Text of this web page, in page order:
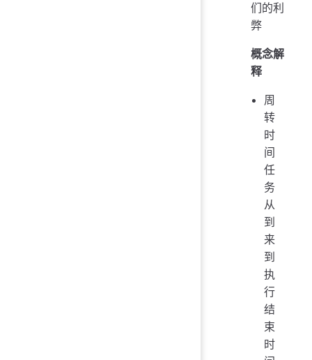
们的利
弊
概念解
释
周
转
时
间
任
务
从
到
来
到
执
行
结
束
时